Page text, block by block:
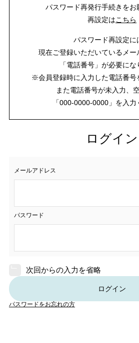
パスワード再発行手続きをお
再設定はこちら
パスワード再設定に
現在ご登録いただいているメー
「電話番号」が必要にな
※会員登録時に入力した電話番号
また電話番号が未入力、
「000-0000-0000」を入力
ログイン
メールアドレス
パスワード
次回からの入力を省略
ログイン
パスワードをお忘れの方